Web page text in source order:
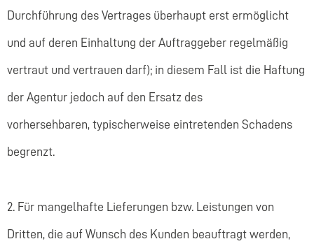
Durchführung des Vertrages überhaupt erst ermöglicht
und auf deren Einhaltung der Auftraggeber regelmäßig
vertraut und vertrauen darf); in diesem Fall ist die Haftung
der Agentur jedoch auf den Ersatz des
vorhersehbaren, typischerweise eintretenden Schadens
begrenzt.
2. Für mangelhafte Lieferungen bzw. Leistungen von
Dritten, die auf Wunsch des Kunden beauftragt werden,